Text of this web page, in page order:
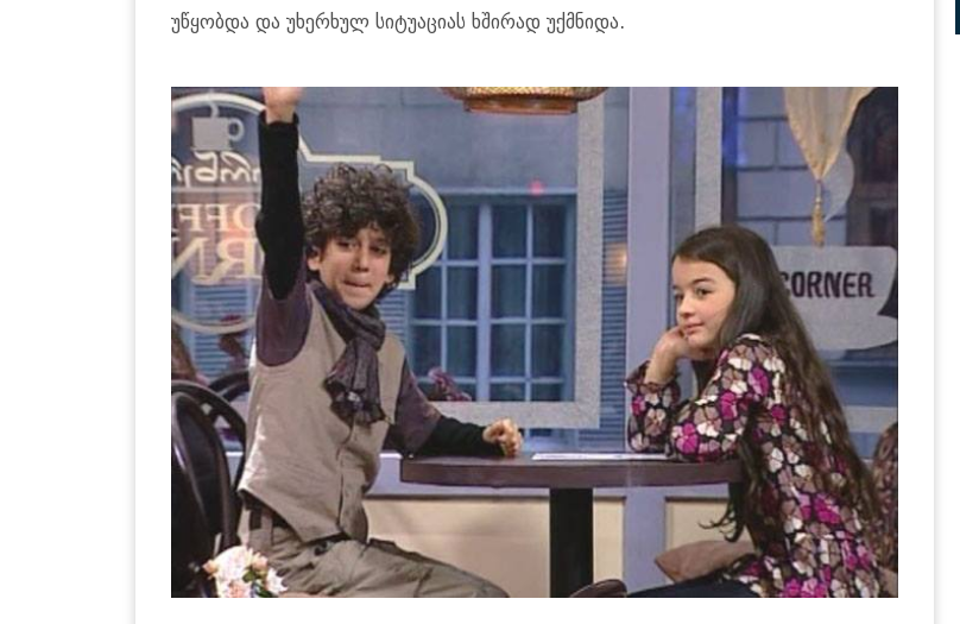
უწყობდა და უხერხულ სიტუაციას ხშირად უქმნიდა.